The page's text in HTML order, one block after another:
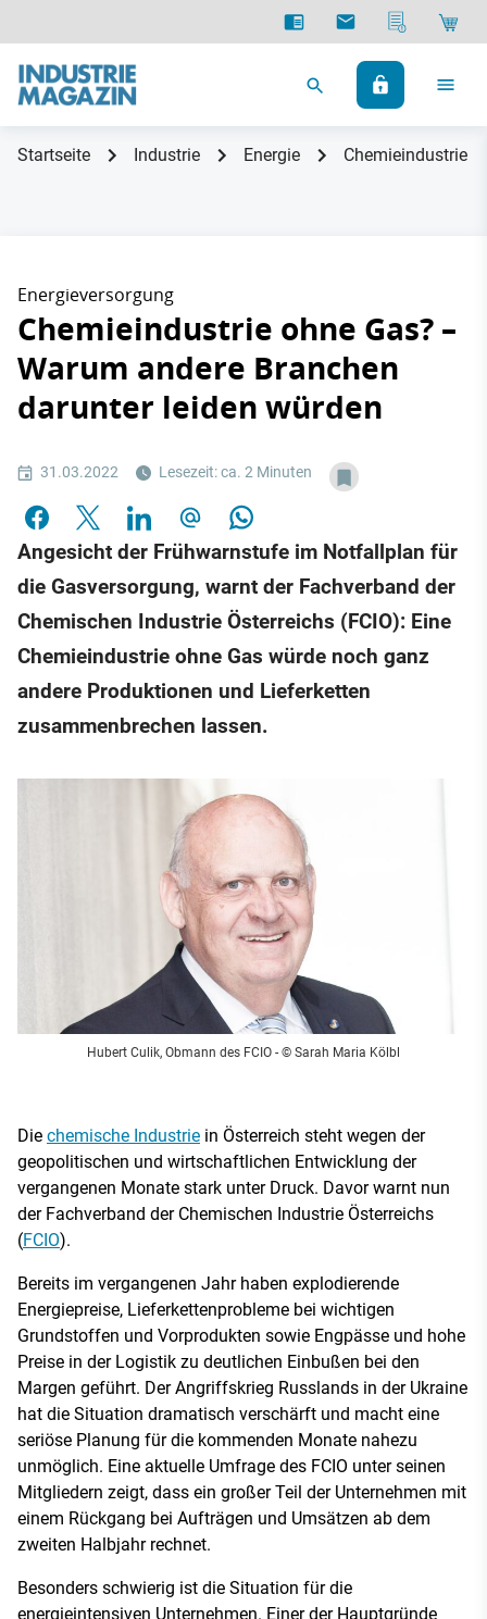
Startseite Industrie Energie Chemieindustrie
Energieversorgung
Chemieindustrie ohne Gas? –
Warum andere Branchen
darunter leiden würden
31.03.2022 Lesezeit: ca. 2 Minuten
Angesicht der Frühwarnstufe im Notfallplan für
die Gasversorgung, warnt der Fachverband der
Chemischen Industrie Österreichs (FCIO): Eine
Chemieindustrie ohne Gas würde noch ganz
andere Produktionen und Lieferketten
zusammenbrechen lassen.
Hubert Culik, Obmann des FCIO - © Sarah Maria Kölbl
Die chemische Industrie in Österreich steht wegen der
geopolitischen und wirtschaftlichen Entwicklung der
vergangenen Monate stark unter Druck. Davor warnt nun
der Fachverband der Chemischen Industrie Österreichs
(FCIO).
Bereits im vergangenen Jahr haben explodierende
Energiepreise, Lieferkettenprobleme bei wichtigen
Grundstoffen und Vorprodukten sowie Engpässe und hohe
Preise in der Logistik zu deutlichen Einbußen bei den
Margen geführt. Der Angriffskrieg Russlands in der Ukraine
hat die Situation dramatisch verschärft und macht eine
seriöse Planung für die kommenden Monate nahezu
unmöglich. Eine aktuelle Umfrage des FCIO unter seinen
Mitgliedern zeigt, dass ein großer Teil der Unternehmen mit
einem Rückgang bei Aufträgen und Umsätzen ab dem
zweiten Halbjahr rechnet.
Besonders schwierig ist die Situation für die
energieintensiven Unternehmen. Einer der Hauptgründe